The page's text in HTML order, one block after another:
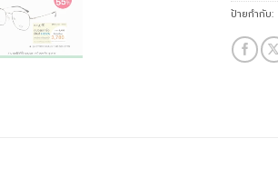
ป้ายกำกับ: